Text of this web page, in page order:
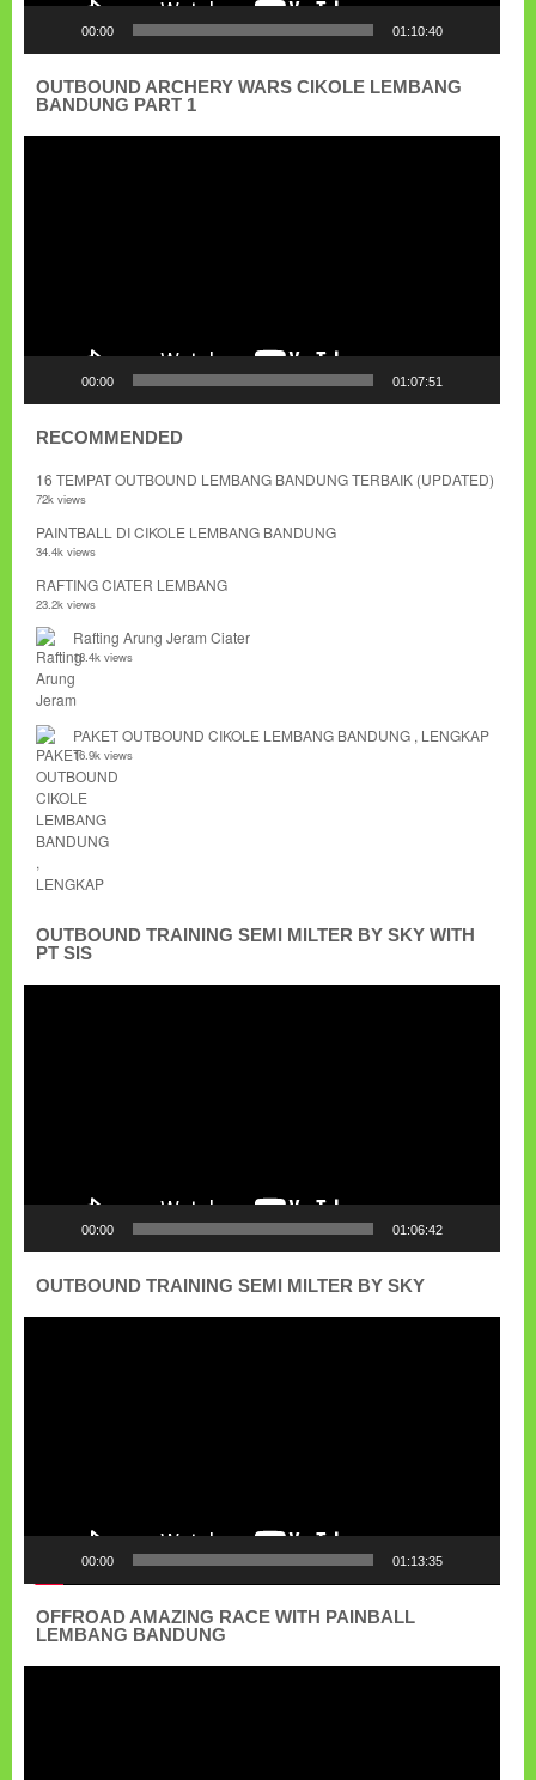
00:00 01:10:40
OUTBOUND ARCHERY WARS CIKOLE LEMBANG
BANDUNG PART 1
00:00 01:07:51
RECOMMENDED
16 TEMPAT OUTBOUND LEMBANG BANDUNG TERBAIK (UPDATED)
72k views
PAINTBALL DI CIKOLE LEMBANG BANDUNG
34.4k views
RAFTING CIATER LEMBANG
23.2k views
Rafting Arung Jeram Ciater
18.4k views
PAKET OUTBOUND CIKOLE LEMBANG BANDUNG , LENGKAP
16.9k views
OUTBOUND TRAINING SEMI MILTER BY SKY WITH
PT SIS
00:00 01:06:42
OUTBOUND TRAINING SEMI MILTER BY SKY
00:00 01:13:35
OFFROAD AMAZING RACE WITH PAINBALL
LEMBANG BANDUNG